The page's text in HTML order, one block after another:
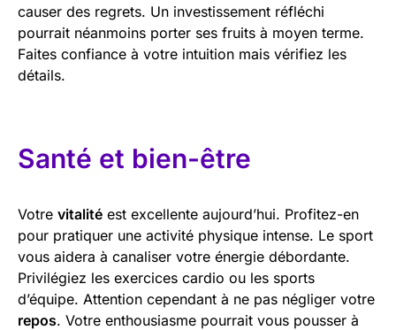
causer des regrets. Un investissement réfléchi
pourrait néanmoins porter ses fruits à moyen terme.
Faites confiance à votre intuition mais vérifiez les
détails.
Santé et bien-être
Votre vitalité est excellente aujourd’hui. Profitez-en
pour pratiquer une activité physique intense. Le sport
vous aidera à canaliser votre énergie débordante.
Privilégiez les exercices cardio ou les sports
d’équipe. Attention cependant à ne pas négliger votre
repos. Votre enthousiasme pourrait vous pousser à